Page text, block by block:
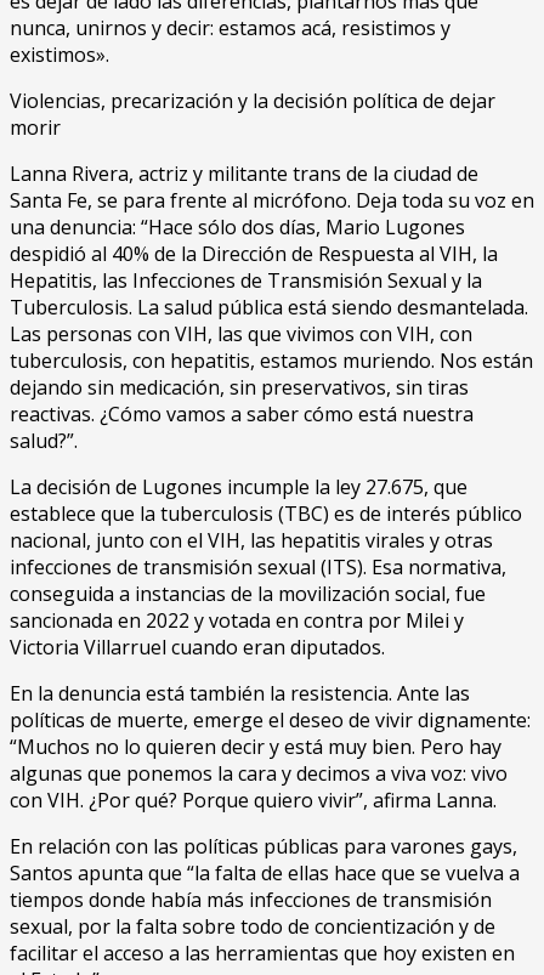
nunca, unirnos y decir: estamos acá, resistimos y
existimos».
Violencias, precarización y la decisión política de dejar
morir
Lanna Rivera, actriz y militante trans de la ciudad de
Santa Fe, se para frente al micrófono. Deja toda su voz en
una denuncia: “Hace sólo dos días, Mario Lugones
despidió al 40% de la Dirección de Respuesta al VIH, la
Hepatitis, las Infecciones de Transmisión Sexual y la
Tuberculosis. La salud pública está siendo desmantelada.
Las personas con VIH, las que vivimos con VIH, con
tuberculosis, con hepatitis, estamos muriendo. Nos están
dejando sin medicación, sin preservativos, sin tiras
reactivas. ¿Cómo vamos a saber cómo está nuestra
salud?”.
La decisión de Lugones incumple la ley 27.675, que
establece que la tuberculosis (TBC) es de interés público
nacional, junto con el VIH, las hepatitis virales y otras
infecciones de transmisión sexual (ITS). Esa normativa,
conseguida a instancias de la movilización social, fue
sancionada en 2022 y votada en contra por Milei y
Victoria Villarruel cuando eran diputados.
En la denuncia está también la resistencia. Ante las
políticas de muerte, emerge el deseo de vivir dignamente:
“Muchos no lo quieren decir y está muy bien. Pero hay
algunas que ponemos la cara y decimos a viva voz: vivo
con VIH. ¿Por qué? Porque quiero vivir”, afirma Lanna.
En relación con las políticas públicas para varones gays,
Santos apunta que “la falta de ellas hace que se vuelva a
tiempos donde había más infecciones de transmisión
sexual, por la falta sobre todo de concientización y de
facilitar el acceso a las herramientas que hoy existen en